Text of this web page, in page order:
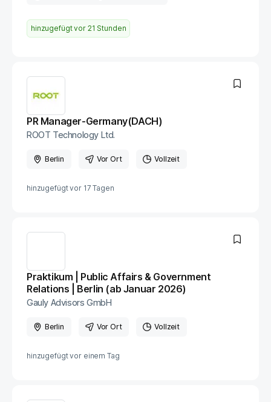
hinzugefügt vor 21 Stunden
PR Manager-Germany(DACH)
ROOT Technology Ltd.
Berlin Vor Ort Vollzeit
hinzugefügt vor 17 Tagen
Praktikum | Public Affairs & Government
Relations | Berlin (ab Januar 2026)
Gauly Advisors GmbH
Berlin Vor Ort Vollzeit
hinzugefügt vor einem Tag